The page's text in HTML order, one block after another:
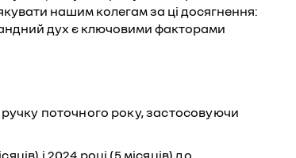
нашим колегам за ці досягнення:
дух є ключовими факторами
поточного року, застосовуючи